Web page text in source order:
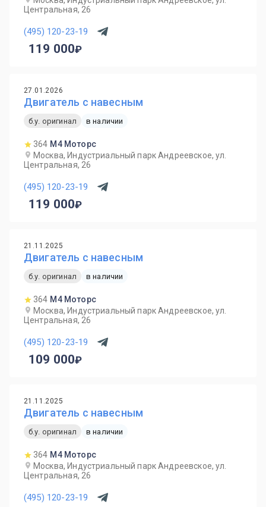
Центральная, 26
(495) 120-23-19
119 000
27.01.2026
Двигатель с навесным
б.у. оригинал в наличии
364 М4 Моторс
Москва, Индустриальный парк Андреевское, ул.
Центральная, 26
(495) 120-23-19
119 000
21.11.2025
Двигатель с навесным
б.у. оригинал в наличии
364 М4 Моторс
Москва, Индустриальный парк Андреевское, ул.
Центральная, 26
(495) 120-23-19
109 000
21.11.2025
Двигатель с навесным
б.у. оригинал в наличии
364 М4 Моторс
Москва, Индустриальный парк Андреевское, ул.
Центральная, 26
(495) 120-23-19